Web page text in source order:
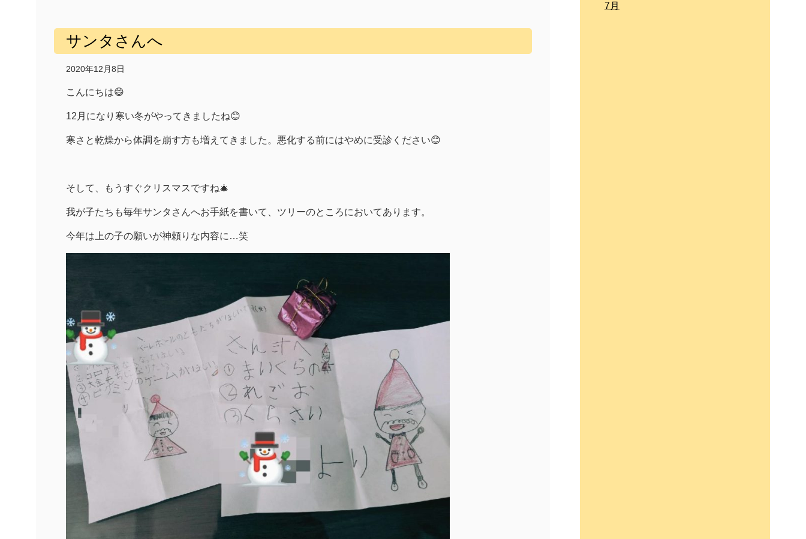
サンタさんへ
2020年12月8日
こんにちは😄
12月になり寒い冬がやってきましたね😊
寒さと乾燥から体調を崩す方も増えてきました。悪化する前にはやめに受診ください😊
そして、もうすぐクリスマスですね🎄
我が子たちも毎年サンタさんへお手紙を書いて、ツリーのところにおいてあります。
今年は上の子の願いが神頼りな内容に…笑
7月